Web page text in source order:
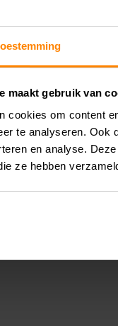
maakt gebruik van
cookies om content
te analyseren. Ook
en analyse.
ze hebben